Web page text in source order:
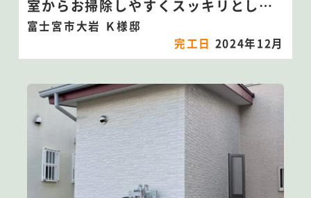
室からお掃除しやすくスッキリとした
ユニットバスに浴室リフォーム！
富士宮市大岩 Ｋ様邸
完工日 2024年12月